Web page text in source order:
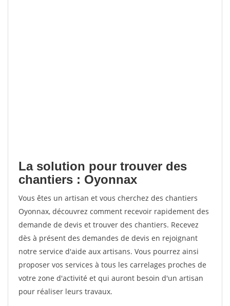
La solution pour trouver des
chantiers : Oyonnax
Vous êtes un artisan et vous cherchez des chantiers
Oyonnax, découvrez comment recevoir rapidement des
demande de devis et trouver des chantiers. Recevez
dès à présent des demandes de devis en rejoignant
notre service d'aide aux artisans. Vous pourrez ainsi
proposer vos services à tous les carrelages proches de
votre zone d'activité et qui auront besoin d'un artisan
pour réaliser leurs travaux.